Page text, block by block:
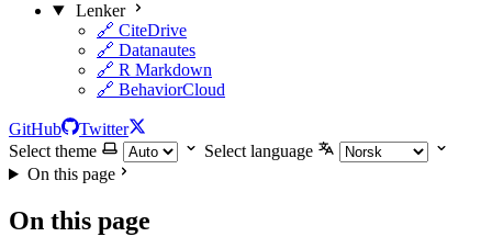
Lenker
🔗 CiteDrive
🔗 Datanautes
🔗 R Markdown
🔗 BehaviorCloud
GitHub
Twitter
Select theme
Select language
On this page
On this page